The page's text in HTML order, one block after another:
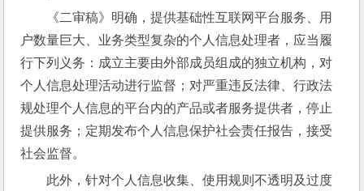
《二审稿》明确，提供基础性互联网平台服务、用
户数量巨大、业务类型复杂的个人信息处理者，应当履
行下列义务：成立主要由外部成员组成的独立机构，对
个人信息处理活动进行监督；对严重违反法律、行政法
规处理个人信息的平台内的产品或者服务提供者，停止
提供服务；定期发布个人信息保护社会责任报告，接受
社会监督。
此外，针对个人信息收集、使用规则不透明及过度